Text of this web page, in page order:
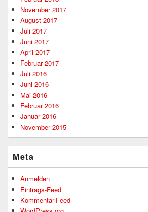
November 2017
August 2017
Juli 2017
Juni 2017
April 2017
Februar 2017
Juli 2016
Juni 2016
Mai 2016
Februar 2016
Januar 2016
November 2015
Meta
Anmelden
Eintrags-Feed
Kommentar-Feed